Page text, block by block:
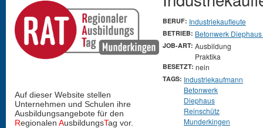
BERUF: Industriekaufleute
BETRIEB: Betonwerk
JOB-ART: Ausbildung
Praktika
BESETZT: nein
TAGS: Industriekaufmann
Betonwerk
Diephaus
Reinschütz
Munderkingen
Auf dieser Website stellen
Unternehmen und Schulen ihre
Ausbildungsangebote für den
Regionalen AusbildungsTag vor.